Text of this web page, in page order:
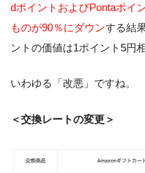
dポイントおよびPontaポイ
ものが90％にダウンする結
ントの価値は1ポイント5円
いわゆる「改悪」ですね。
＜交換レートの変更＞